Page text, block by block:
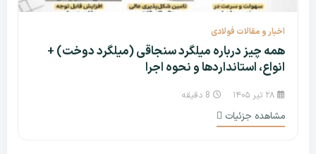
اخبار و مقالات فولادی
همه چیز درباره میلگرد سنجاقی (میلگرد دوخت) +
انواع، استانداردها و نحوه اجرا
مشاهده جزئیات